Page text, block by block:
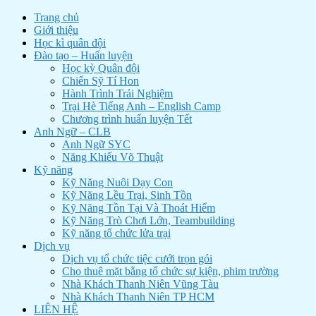
Trang chủ
Giới thiệu
Học kì quân đội
Đào tạo – Huấn luyện
Học kỳ Quân đội
Chiến Sỹ Tí Hon
Hành Trình Trải Nghiệm
Trại Hè Tiếng Anh – English Camp
Chương trình huấn luyện Tết
Anh Ngữ – CLB
Anh Ngữ SYC
Năng Khiếu Võ Thuật
Kỹ năng
Kỹ Năng Nuôi Dạy Con
Kỹ Năng Lều Trại, Sinh Tồn
Kỹ Năng Tồn Tại Và Thoát Hiểm
Kỹ Năng Trò Chơi Lớn, Teambuilding
Kỹ năng tổ chức lửa trại
Dịch vụ
Dịch vụ tổ chức tiệc cưới trọn gói
Cho thuê mặt bằng tổ chức sự kiện, phim trường
Nhà Khách Thanh Niên Vũng Tàu
Nhà Khách Thanh Niên TP HCM
LIÊN HỆ